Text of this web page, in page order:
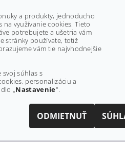
a produkty, jednoducho
využívanie cookies. Tieto
potrebujete a ušetria vám
stránky používate, totiž
vám tie najvhodnejšie
svoj súhlas s
personalizáciu a
„Nastavenie".
ODMIETNUŤ